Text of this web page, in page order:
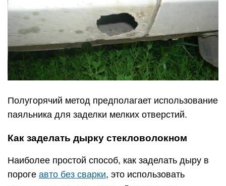
Полугорячий метод предполагает использование
паяльника для заделки мелких отверстий.
Как заделать дырку стекловолокном
Наиболее простой способ, как заделать дыру в
пороге авто без сварки, это использовать